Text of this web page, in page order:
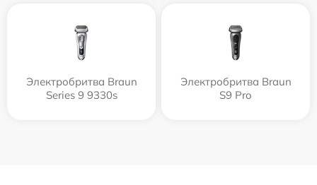
Электробритва Braun
Series 9 9330s
Электробритва Braun
S9 Pro